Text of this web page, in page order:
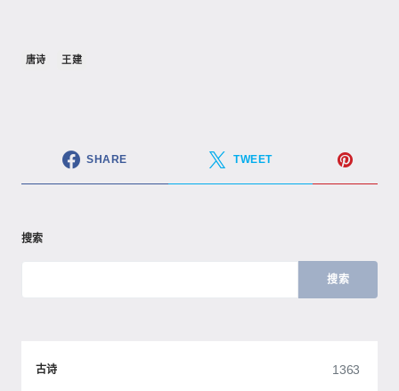
唐诗 王建
SHARE TWEET
搜索
搜索
古诗 1363